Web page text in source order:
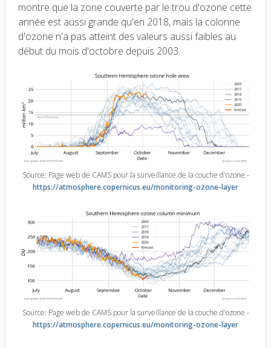
montre que la zone couverte par le trou d'ozone cette
année est aussi grande qu'en 2018, mais la colonne
d'ozone n'a pas atteint des valeurs aussi faibles au
début du mois d'octobre depuis 2003.
Source: Page web de CAMS pour la surveillance de la couche d'ozone -
https://atmosphere.copernicus.eu/monitoring-ozone-layer
Source: Page web de CAMS pour la surveillance de la couche d'ozone -
https://atmosphere.copernicus.eu/monitoring-ozone-layer